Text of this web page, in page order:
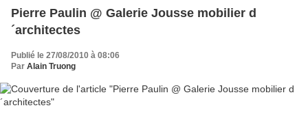
Pierre Paulin @ Galerie Jousse mobilier d
´architectes
Publié le 27/08/2010 à 08:06
Par Alain Truong